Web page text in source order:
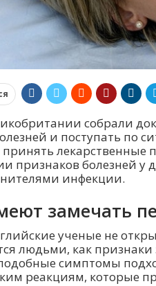
собрали
и поступать по
принять
признаков болезней у
инфекции.
замечать
ученые не
людьми, как
симптомы
реакциям, которые